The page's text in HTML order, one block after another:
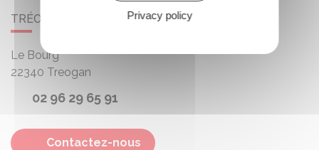
TRÉOGAN
Le Bourg
22340 Treogan
02 96 29 65 91
Contactez-nous
Privacy policy